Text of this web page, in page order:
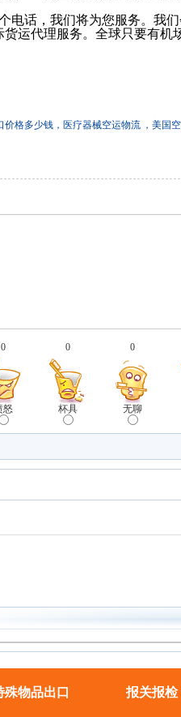
电话，我们将为您服务。我
运代理服务。全球只要有机
价格多少钱，医疗器械空运物流 ，美国
0
怒
0
杯具
0
无聊
殊物品出口 报关报检